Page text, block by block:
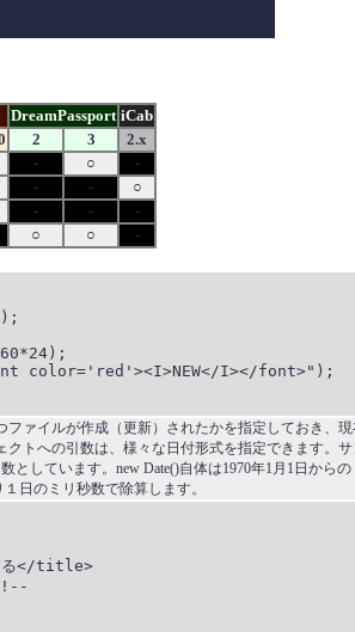
DreamPassport iCab
2 3
2.x
- ○
-
- -
○
- -
-
○ ○ -
color='red'><I>NEW</I></font>");
ァイルが作成（更新）されたかを指定しておき、
クトへの引数は、様々な日付形式を指定できます。
としています。new Date()自体は1970年1月1日からの
日のミリ秒数で除算します。
する</title>